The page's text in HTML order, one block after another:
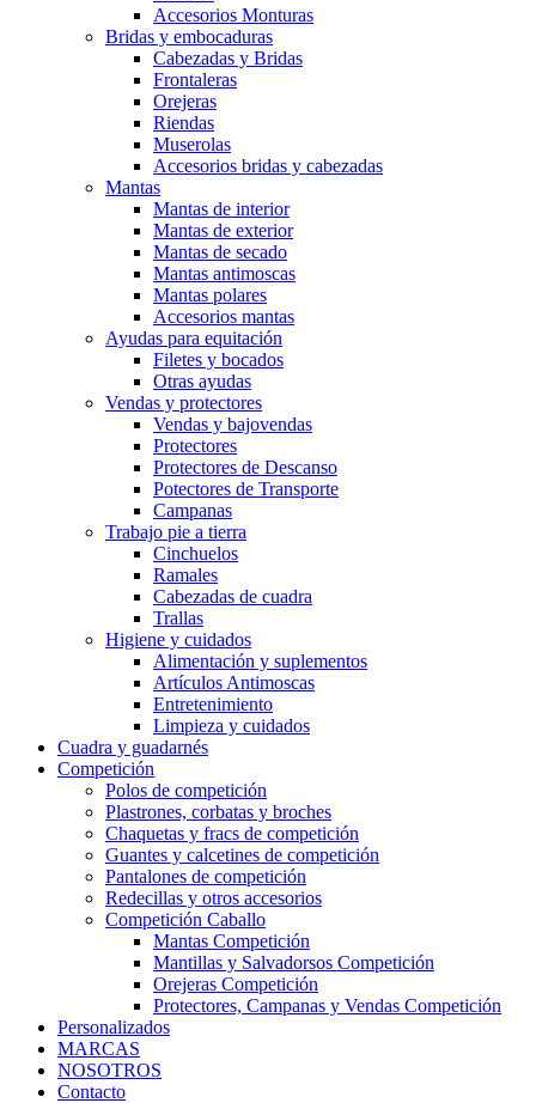
Accesorios Monturas
Bridas y embocaduras
Cabezadas y Bridas
Frontaleras
Orejeras
Riendas
Muserolas
Accesorios bridas y cabezadas
Mantas
Mantas de interior
Mantas de exterior
Mantas de secado
Mantas antimoscas
Mantas polares
Accesorios mantas
Ayudas para equitación
Filetes y bocados
Otras ayudas
Vendas y protectores
Vendas y bajovendas
Protectores
Protectores de Descanso
Potectores de Transporte
Campanas
Trabajo pie a tierra
Cinchuelos
Ramales
Cabezadas de cuadra
Trallas
Higiene y cuidados
Alimentación y suplementos
Artículos Antimoscas
Entretenimiento
Limpieza y cuidados
Cuadra y guadarnés
Competición
Polos de competición
Plastrones, corbatas y broches
Chaquetas y fracs de competición
Guantes y calcetines de competición
Pantalones de competición
Redecillas y otros accesorios
Competición Caballo
Mantas Competición
Mantillas y Salvadorsos Competición
Orejeras Competición
Protectores, Campanas y Vendas Competición
Personalizados
MARCAS
NOSOTROS
Contacto